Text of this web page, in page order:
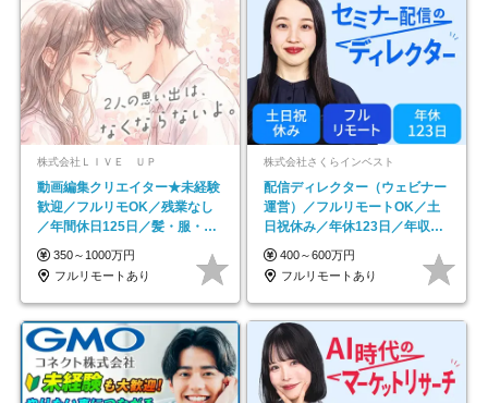
株式会社ＬＩＶＥ ＵＰ
動画編集クリエイター★未経験
歓迎／フルリモOK／残業なし
／年間休日125日／髪・服・ネ
イル自由／研修充実で安心
350～1000万円
フルリモートあり
株式会社さくらインベスト
配信ディレクター（ウェビナー
運営）／フルリモートOK／土
日祝休み／年休123日／年収
600万円可
400～600万円
フルリモートあり